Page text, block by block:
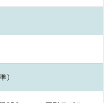
）